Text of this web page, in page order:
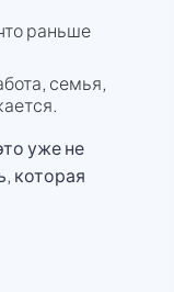
раньше
семья,
уже не
которая